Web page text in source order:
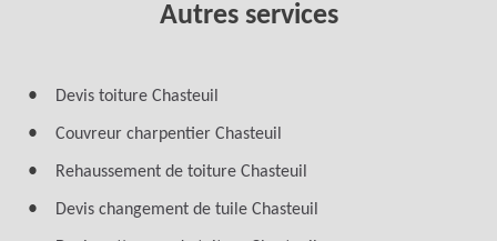
Autres services
Devis toiture Chasteuil
Couvreur charpentier Chasteuil
Rehaussement de toiture Chasteuil
Devis changement de tuile Chasteuil